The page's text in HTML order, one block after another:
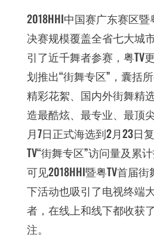
2018HHI中国赛广东赛区
决赛规模覆盖全省七大城
引了近千舞者参赛，粤TV
划推出“街舞专区”，囊括
精彩花絮、国内外街舞精
造最酷炫、最专业、最顶
月7日正式海选到2月23日
TV“街舞专区”访问量及累
可见2018HHI暨粤TV首届
下活动也吸引了电视终端
者，在线上和线下都收获
注。